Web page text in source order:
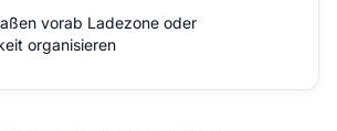
vorab Ladezone oder
organisieren